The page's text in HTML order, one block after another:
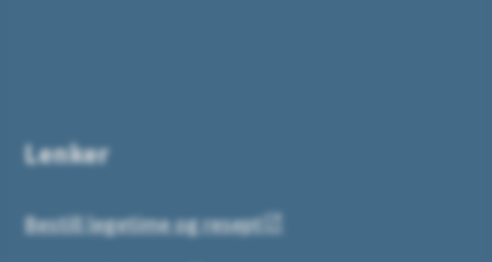
Lenker
Bestill legetime og resept